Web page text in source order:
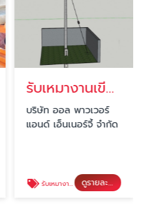
รับเหมางานเขียนแบบไฟฟ้า ติดตั้งระบบไฟฟ้าอาคาร
บริษัท ออล พาวเวอร์
แอนด์ เอ็นเนอร์จี้ จำกัด
รับเหมางานเขียนแบบไฟฟ้า และติดตั้งระบบไฟฟ้าอาคารสูง ดูรายละเอียด